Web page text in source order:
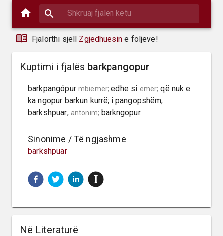
Fjalorthi sjell Zgjedhuesin e foljeve!
Kuptimi i fjalës barkpangopur
barkpangópur mbiemër; edhe si emër; që nuk e
ka ngopur barkun kurrë; i pangopshëm,
barkshpuar; antonim; barkngopur.
Sinonime / Të ngjashme
barkshpuar
Në Literaturë